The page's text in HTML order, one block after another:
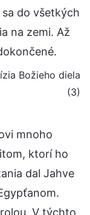
do všetkých
na zemi. Až
Božieho diela
(3)
mnoho
ktorí ho
dal Jahve
V týchto